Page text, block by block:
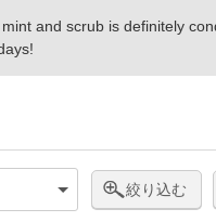
and scrub is definitely
絞り込む